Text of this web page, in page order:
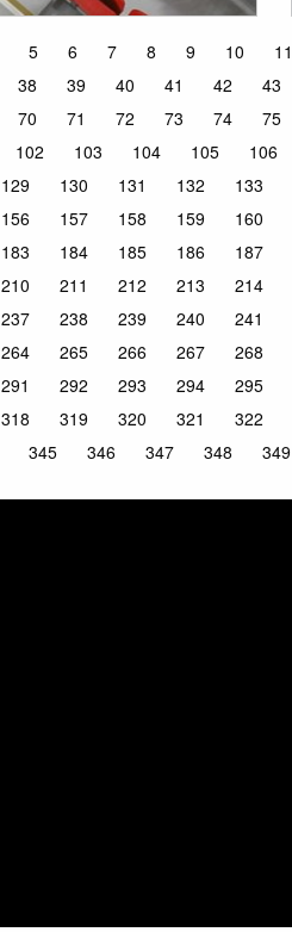
5 6 7 8 9 10 11
38 39 40 41 42 43
70 71 72 73 74 75
102 103 104 105 106
129 130 131 132 133
156 157 158 159 160
183 184 185 186 187
210 211 212 213 214
237 238 239 240 241
264 265 266 267 268
291 292 293 294 295
318 319 320 321 322
345 346 347 348 349